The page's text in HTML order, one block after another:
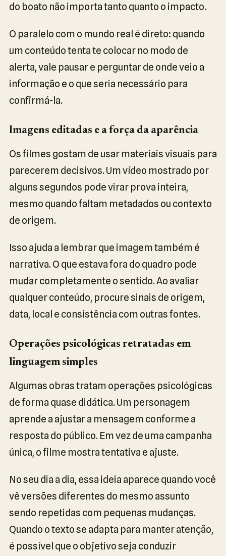
do boato não importa tanto quanto o impacto.
O paralelo com o mundo real é direto: quando
um conteúdo tenta te colocar no modo de
alerta, vale pausar e perguntar de onde veio a
informação e o que seria necessário para
confirmá-la.
Imagens editadas e a força da aparência
Os filmes gostam de usar materiais visuais para
parecerem decisivos. Um vídeo mostrado por
alguns segundos pode virar prova inteira,
mesmo quando faltam metadados ou contexto
de origem.
Isso ajuda a lembrar que imagem também é
narrativa. O que estava fora do quadro pode
mudar completamente o sentido. Ao avaliar
qualquer conteúdo, procure sinais de origem,
data, local e consistência com outras fontes.
Operações psicológicas retratadas em
linguagem simples
Algumas obras tratam operações psicológicas
de forma quase didática. Um personagem
aprende a ajustar a mensagem conforme a
resposta do público. Em vez de uma campanha
única, o filme mostra tentativa e ajuste.
No seu dia a dia, essa ideia aparece quando você
vê versões diferentes do mesmo assunto
sendo repetidas com pequenas mudanças.
Quando o texto se adapta para manter atenção,
é possível que o objetivo seja conduzir